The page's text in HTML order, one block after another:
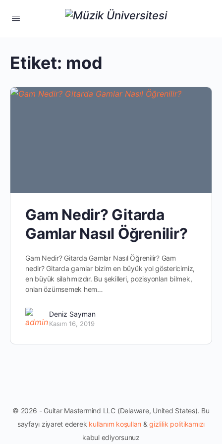
Etiket: mod
Gam Nedir? Gitarda
Gamlar Nasıl Öğrenilir?
Gam Nedir? Gitarda Gamlar Nasıl Öğrenilir? Gam
nedir? Gitarda gamlar bizim en büyük yol göstericimiz,
en büyük silahımızdır. Bu şekilleri, pozisyonları bilmek,
onları özümsemek hem…
Deniz Sayman
Kasım 16, 2019
© 2026 - Guitar Mastermind LLC (Delaware, United States). Bu
sayfayı ziyaret ederek kullanım koşulları&gizlilik politikamızı
kabul ediyorsunuz